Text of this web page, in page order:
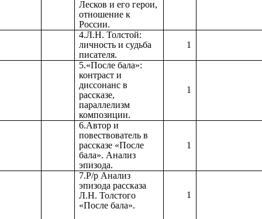
Лесков и его герои,
отношение к
России.
4.Л.Н. Толстой:
личность и судьба
писателя.
1
5.«После бала»:
контраст и
диссонанс в
рассказе,
параллелизм
композиции.
1
6.Автор и
повествователь в
рассказе «После
бала». Анализ
эпизода.
1
7.Р/р Анализ
эпизода рассказа
Л.Н. Толстого
«После бала».
1